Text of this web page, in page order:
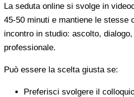
La seduta online si svolge in
45-50 minuti e mantiene le stesse
incontro in studio: ascolto,
professionale.
Può essere la scelta giusta se:
Preferisci svolgere il